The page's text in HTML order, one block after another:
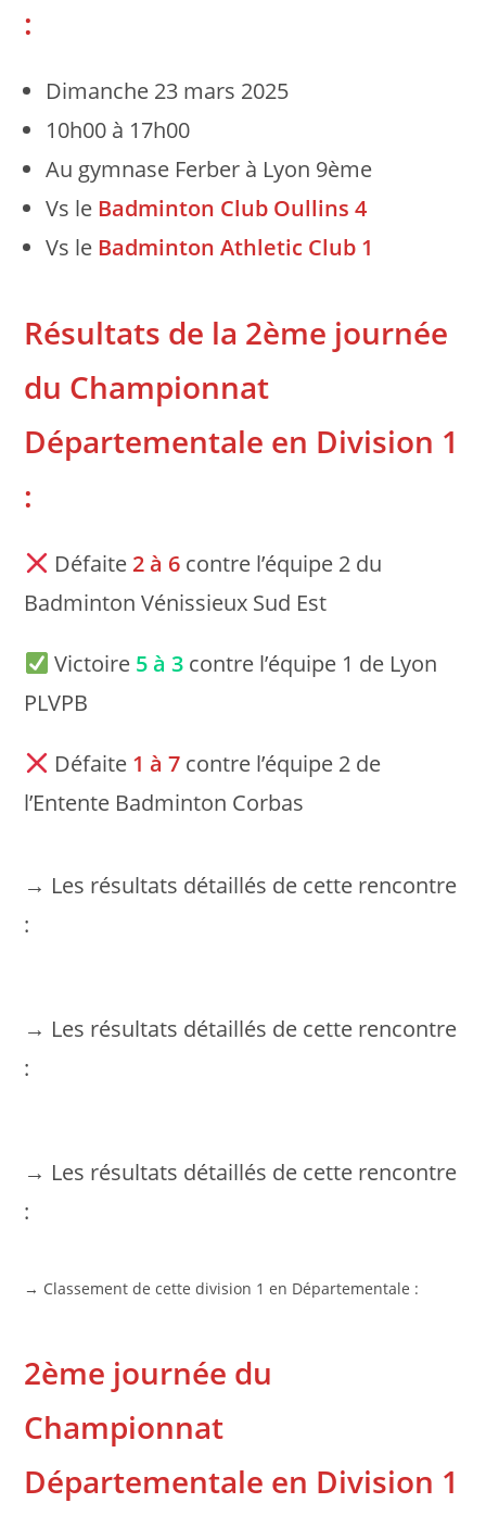
:
Dimanche 23 mars 2025
10h00 à 17h00
Au gymnase Ferber à Lyon 9ème
Vs le Badminton Club Oullins 4
Vs le Badminton Athletic Club 1
Résultats de la 2ème journée
du Championnat
Départementale en Division 1
:
Défaite2 à 6 contre l’équipe 2 du
Badminton Vénissieux Sud Est
Victoire 5 à 3 contre l’équipe 1 de Lyon
PLVPB
Défaite 1 à 7 contre l’équipe 2 de
l’Entente Badminton Corbas
→ Les résultats détaillés de cette rencontre
:
→ Les résultats détaillés de cette rencontre
:
→ Les résultats détaillés de cette rencontre
:
→ Classement de cette division 1 en Départementale :
2ème journée du
Championnat
Départementale en Division 1